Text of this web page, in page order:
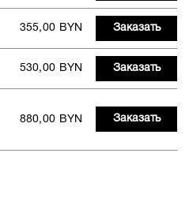
355,00 BYN Заказать
530,00 BYN Заказать
880,00 BYN Заказать